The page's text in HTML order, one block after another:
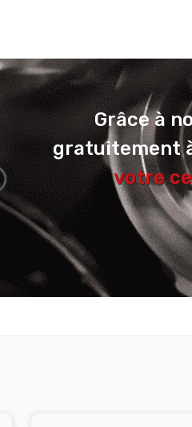
Grâce à
gratuitement
votre